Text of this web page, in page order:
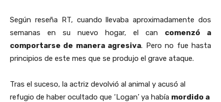
Según reseña RT, cuando llevaba aproximadamente dos
semanas en su nuevo hogar, el can comenzó a
comportarse de manera agresiva. Pero no fue hasta
principios de este mes que se produjo el grave ataque.
Tras el suceso, la actriz devolvió al animal y acusó al
refugio de haber ocultado que ‘Logan’ ya había mordido a